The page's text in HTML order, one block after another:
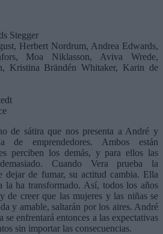
Stegger
Herbert Nordrum, Andrea Edwards,
Moa Niklasson, Aviva Wrede,
Kristina Brändén Whitaker, Karin de
de sátira que nos presenta a André y
de emprendedores. Ambos están
perciben los demás, y para ellos las
Cuando Vera prueba la
dejar de fumar, su actitud cambia. Ella
la ha transformado. Así, todos los años
de creer que las mujeres y las niñas se
y amable, saltarán por los aires. André
se enfrentará entonces a las expectativas
sin importar las consecuencias.